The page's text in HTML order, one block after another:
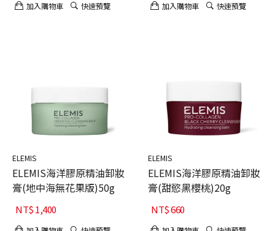
加入購物車 快速預覽 加入購物車 快速預覽
ELEMIS
ELEMIS海洋膠原精油卸妝
膏(地中海無花果版)50g
NT$1,400
ELEMIS
ELEMIS海洋膠原精油卸妝
膏(甜慾黑櫻桃)20g
NT$660